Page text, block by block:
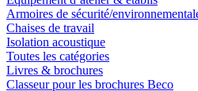
Armoires de sécurité/
Chaises de travail
Isolation acoustique
Toutes les catégories
Livres & brochures
Classeur pour les brochures Beco